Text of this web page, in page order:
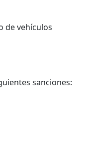
de vehículos
sanciones: